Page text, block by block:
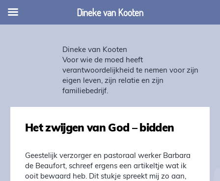
Dineke van Kooten
Voor wie de moed heeft
verantwoordelijkheid te nemen voor zijn
eigen leven, zijn relatie en zijn
familiebedrijf.
Het zwijgen van God – bidden
Geestelijk verzorger en pastoraal werker Barbara
de Beaufort, schreef ergens een artikeltje wat ik
ooit bewaard heb. Dit stukje spreekt mij zo aan,
Dineke van Kooten